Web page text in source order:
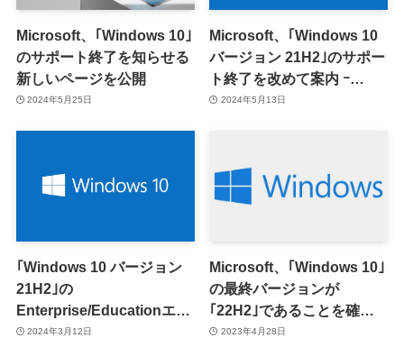
Microsoft、｢Windows 10｣
のサポート終了を知らせる
新しいページを公開
2024年5月25日
Microsoft、｢Windows 10
バージョン 21H2｣のサポー
ト終了を改めて案内 ｰ
Enterprise/Educationエデ
2024年5月13日
｢Windows 10 バージョン
21H2｣の
Enterprise/Educationエデ
ィション、今年6月11日で
2024年3月12日
Microsoft、｢Windows 10｣
の最終バージョンが
｢22H2｣であることを確認 −
｢Windows 11 LTSC｣は
2023年4月28日